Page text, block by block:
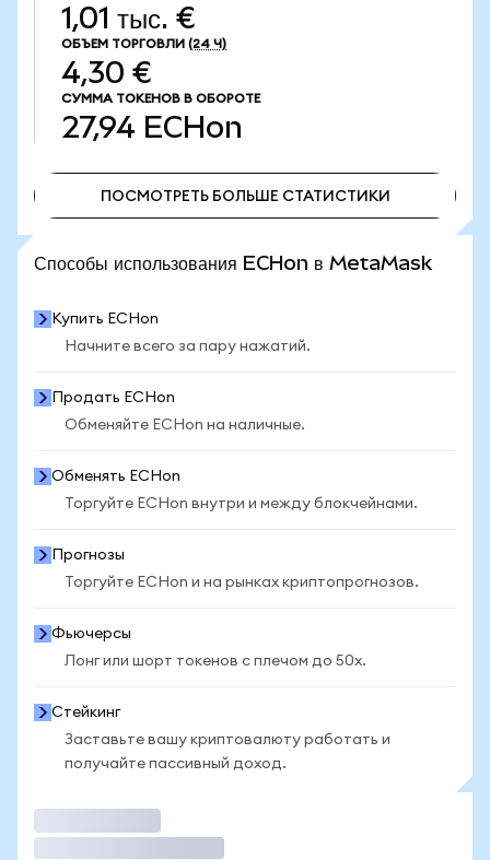
1,01 тыс. €
ОБЪЕМ ТОРГОВЛИ (24 Ч)
4,30 €
СУММА ТОКЕНОВ В ОБОРОТЕ
27,94 ECHon
ПОСМОТРЕТЬ БОЛЬШЕ СТАТИСТИКИ
Способы использования ECHon в MetaMask
Купить ECHon
Начните всего за пару нажатий.
Продать ECHon
Обменяйте ECHon на наличные.
Обменять ECHon
Торгуйте ECHon внутри и между блокчейнами.
Прогнозы
Торгуйте ECHon и на рынках криптопрогнозов.
Фьючерсы
Лонг или шорт токенов с плечом до 50x.
Стейкинг
Заставьте вашу криптовалюту работать и
получайте пассивный доход.